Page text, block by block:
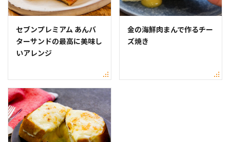
セブンプレミアム あんバ
ターサンドの最高に美味し
いアレンジ
金の海鮮肉まんで作るチー
ズ焼き